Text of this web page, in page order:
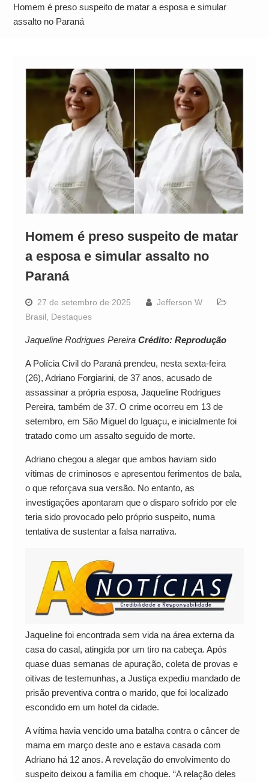
Operação Ágio: Ação policial na Bahia prende 14
suspeitos e mira rede ligada a ‘Zói de Gato’, do
Homem é preso suspeito de matar a esposa e simular
assalto no Paraná
Homem é preso suspeito de matar
a esposa e simular assalto no
Paraná
27 de setembro de 2025
Jefferson W
Brasil
Destaques
Jaqueline Rodrigues Pereira Crédito: Reprodução
A Polícia Civil do Paraná prendeu, nesta sexta-feira
(26), Adriano Forgiarini, de 37 anos, acusado de
assassinar a própria esposa, Jaqueline Rodrigues
Pereira, também de 37. O crime ocorreu em 13 de
setembro, em São Miguel do Iguaçu, e inicialmente foi
tratado como um assalto seguido de morte.
Adriano chegou a alegar que ambos haviam sido
vítimas de criminosos e apresentou ferimentos de bala,
o que reforçava sua versão. No entanto, as
investigações apontaram que o disparo sofrido por ele
teria sido provocado pelo próprio suspeito, numa
tentativa de sustentar a falsa narrativa.
Jaqueline foi encontrada sem vida na área externa da
casa do casal, atingida por um tiro na cabeça. Após
quase duas semanas de apuração, coleta de provas e
oitivas de testemunhas, a Justiça expediu mandado de
prisão preventiva contra o marido, que foi localizado
escondido em um hotel da cidade.
A vítima havia vencido uma batalha contra o câncer de
mama em março deste ano e estava casada com
Adriano há 12 anos. A revelação do envolvimento do
suspeito deixou a família em choque. “A relação deles